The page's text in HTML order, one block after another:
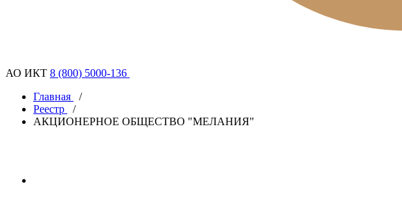
АО ИКТ 8 (800) 5000-136
Главная
/
Реестр
/
АКЦИОНЕРНОЕ ОБЩЕСТВО "МЕЛАНИЯ"